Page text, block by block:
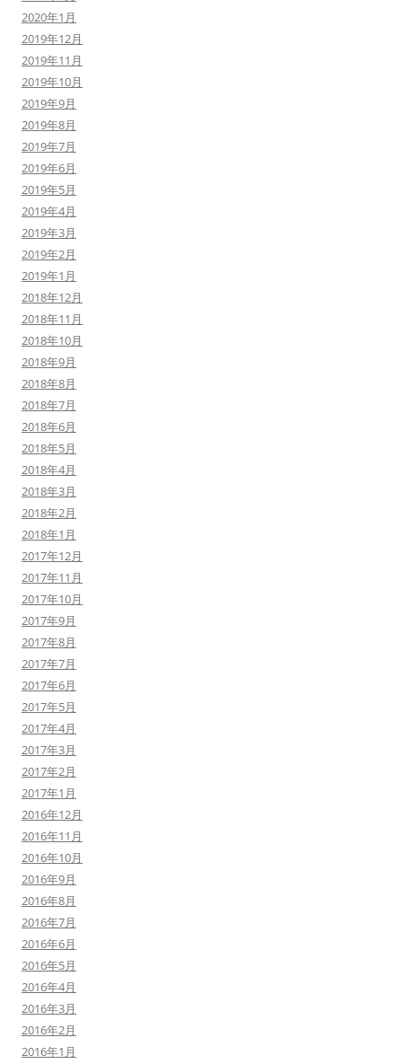
2020年1月
2019年12月
2019年11月
2019年10月
2019年9月
2019年8月
2019年7月
2019年6月
2019年5月
2019年4月
2019年3月
2019年2月
2019年1月
2018年12月
2018年11月
2018年10月
2018年9月
2018年8月
2018年7月
2018年6月
2018年5月
2018年4月
2018年3月
2018年2月
2018年1月
2017年12月
2017年11月
2017年10月
2017年9月
2017年8月
2017年7月
2017年6月
2017年5月
2017年4月
2017年3月
2017年2月
2017年1月
2016年12月
2016年11月
2016年10月
2016年9月
2016年8月
2016年7月
2016年6月
2016年5月
2016年4月
2016年3月
2016年2月
2016年1月